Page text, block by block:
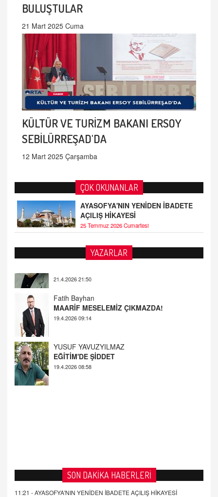
BULUŞTULAR
21 Mart 2025 Cuma
KÜLTÜR VE TURİZM BAKANI ERSOY
SEBİLÜRREŞAD'DA
12 Mart 2025 Çarşamba
ÇOK OKUNANLAR
AYASOFYA'NIN YENİDEN İBADETE
AÇILIŞ HİKAYESİ
25 Temmuz 2026 Cumartesi
YAZARLAR
Fatih Bayhan
19.4.2026 09:14
19.4.2026 08:58
SON DAKİKA HABERLERİ
11:21 -AYASOFYA'NIN YENİDEN İBADETE AÇILIŞ HİKAYESİ